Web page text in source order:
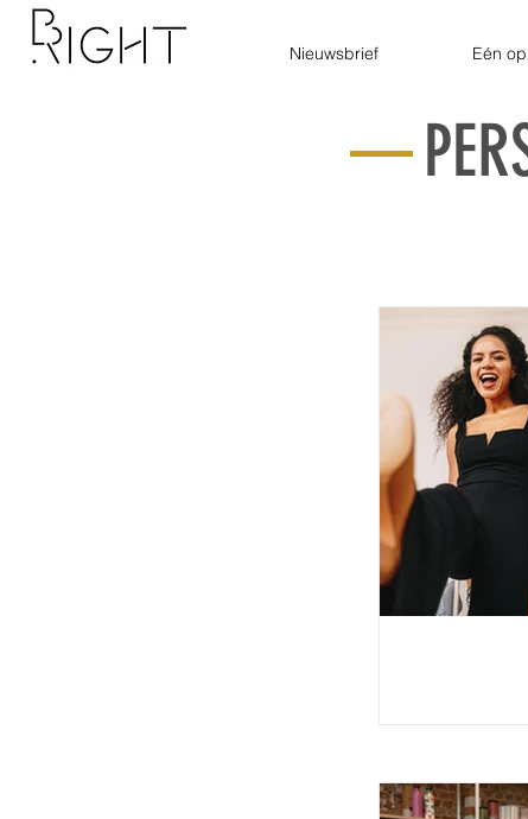
Nieuwsbrief Eén